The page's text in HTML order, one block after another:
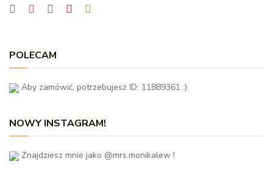
POLECAM
Aby zamówić, potrzebujesz ID: 11889361 :)
NOWY INSTAGRAM!
Znajdziesz mnie jako @mrs.monikalew !